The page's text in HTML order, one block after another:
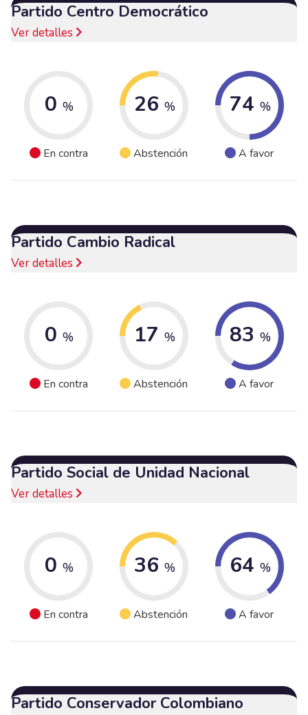
Partido Centro Democrático
Ver detalles
0 %
En contra
26 %
Abstención
74 %
A favor
Partido Cambio Radical
Ver detalles
0 %
En contra
17 %
Abstención
83 %
A favor
Partido Social de Unidad Nacional
Ver detalles
0 %
En contra
36 %
Abstención
64 %
A favor
Partido Conservador Colombiano